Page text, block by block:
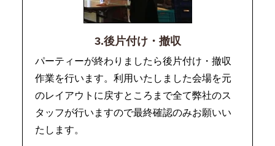
3.後片付け・撤収
パーティーが終わりましたら後片付け・撤収
作業を行います。利用いたしました会場を元
のレイアウトに戻すところまで全て弊社のス
タッフが行いますので最終確認のみお願いい
たします。